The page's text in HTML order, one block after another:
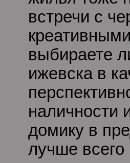
встречи с
выбираете
ижевска в
наличности
домику в
лучше всего